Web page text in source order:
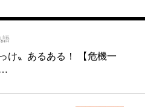
語
け〟あるある！ 【危機一